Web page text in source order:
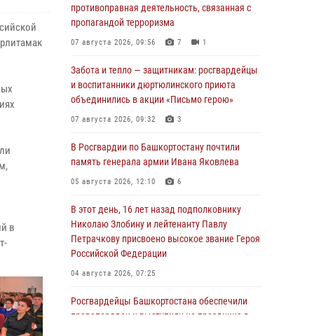
в
противоправная деятельность, связанная с
пропагандой терроризма
07 августа 2026, 09:56 7 1
Забота и тепло — защитникам: росгвардейцы
и воспитанники дюртюлинского приюта
объединились в акции «Письмо герою»
07 августа 2026, 09:32 3
В Росгвардии по Башкортостану почтили
память генерала армии Ивана Яковлева
05 августа 2026, 12:10 6
В этот день, 16 лет назад подполковнику
Николаю Злобину и лейтенанту Павлу
Петрачкову присвоено высокое звание Героя
Российской Федерации
04 августа 2026, 07:25
Росгвардейцы Башкортостана обеспечили
правопорядок и выступили на празднике в